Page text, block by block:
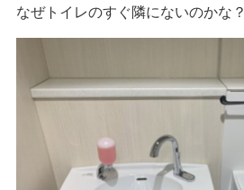
なぜトイレのすぐ隣にないのかな？